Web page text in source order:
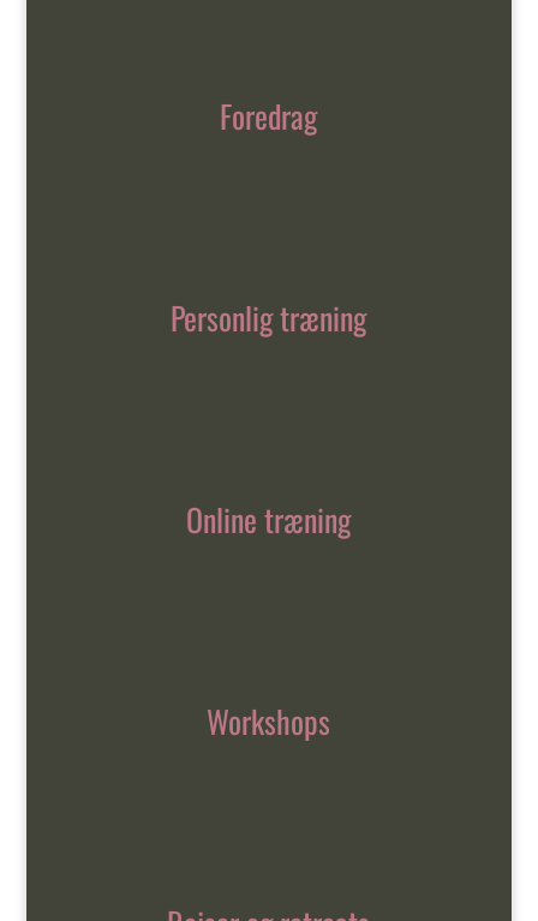
Foredrag
Personlig træning
Online træning
Workshops